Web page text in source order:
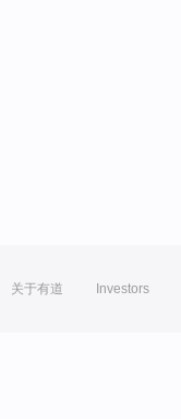
关于有道 Investors